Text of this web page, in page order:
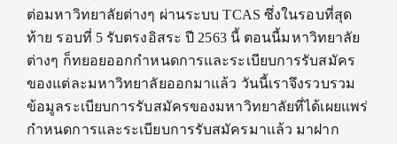
ต่อมหาวิทยาลัยต่างๆ ผ่านระบบ TCAS ซึ่งในรอบที่สุด
ท้าย รอบที่ 5 รับตรงอิสระ ปี 2563 นี้ ตอนนี้มหาวิทยาลัย
ต่างๆ ก็ทยอยออกกำหนดการและระเบียบการรับสมัคร
ของแต่ละมหาวิทยาลัยออกมาแล้ว วันนี้เราจึงรวบรวม
ข้อมูลระเบียบการรับสมัครของมหาวิทยาลัยที่ได้เผยแพร่
กำหนดการและระเบียบการรับสมัครมาแล้ว มาฝาก